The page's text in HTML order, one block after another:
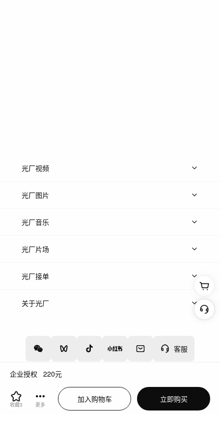
企业授权 220元
收藏3 更多
加入购物车 立即购买
客服
光厂视频
上传视频
光厂图片
上传图片
光厂音乐
热门音乐
光厂片场
上传案例
光厂接单
上架服务
关于光厂
增值电信业务经营许可证：川B2-20160192
蜀ICP备12020238号-4
川公网安备51019002000262
违法和不良信息举报中心